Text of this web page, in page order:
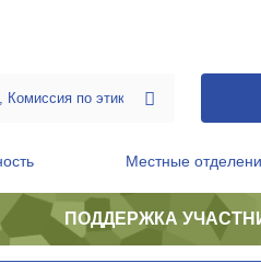
Местные
ПОДДЕРЖКА